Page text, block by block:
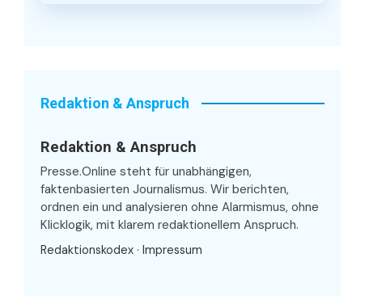
Redaktion & Anspruch
Redaktion & Anspruch
Presse.Online steht für unabhängigen,
faktenbasierten Journalismus. Wir berichten,
ordnen ein und analysieren ohne Alarmismus, ohne
Klicklogik, mit klarem redaktionellem Anspruch.
Redaktionskodex · Impressum